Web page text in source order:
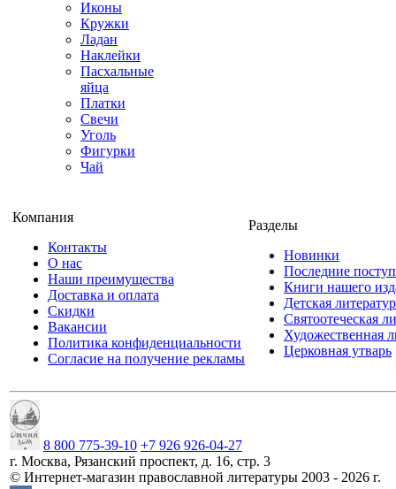
Иконы
Кружки
Ладан
Наклейки
Пасхальные
яйца
Платки
Свечи
Уголь
Фигурки
Чай
Компания
Контакты
О нас
Наши преимущества
Доставка и оплата
Скидки
Вакансии
Политика конфиденциальности
Согласие на получение рекламы
Разделы
Новинки
Последние
Книги нашего
Детская
Святоотеческая
Художественная
Церковная утварь
8 800 775-39-10 +7 926 926-04-27
г. Москва, Рязанский проспект, д. 16, стр. 3
© Интернет-магазин православной литературы 2003 - 2026 г.